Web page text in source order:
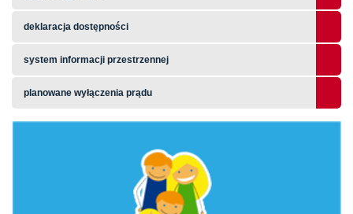
deklaracja dostępności
system informacji przestrzennej
planowane wyłączenia prądu